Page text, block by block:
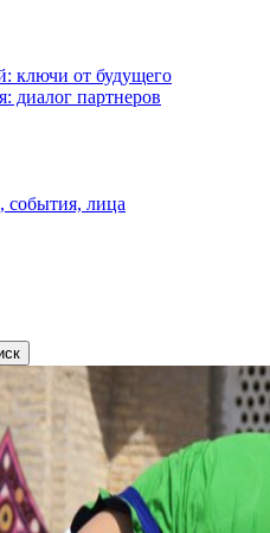
ключи от будущего
диалог партнеров
события, лица